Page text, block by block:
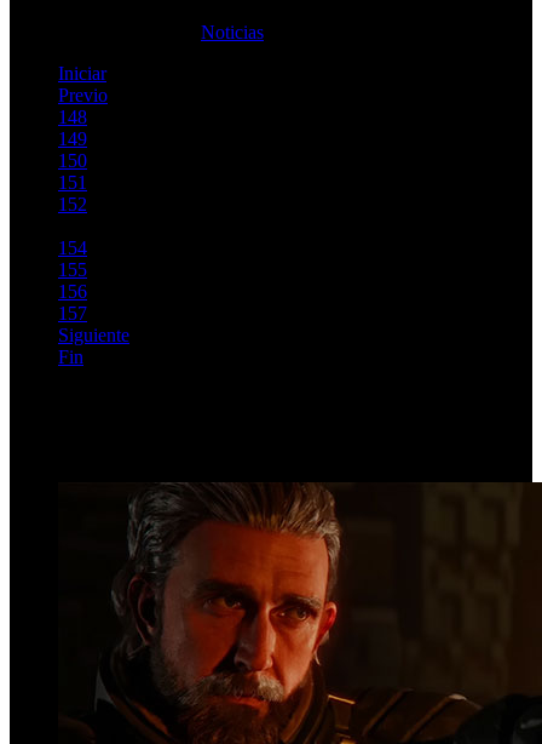
Noticias
Iniciar
Previo
148
149
150
151
152
154
155
156
157
Siguiente
Fin